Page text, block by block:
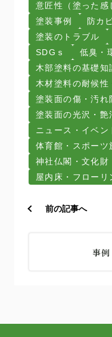
意匠性（塗った感
塗装事例
防カ
塗装のトラブル
SDGｓ
低臭・
木部塗料の基礎知
木材塗料の耐候性
塗装面の傷・汚れ
塗装面の光沢・艶
ニュース・イベン
体育館・スポーツ
神社仏閣・文化財
屋内床・フローリ
前の記事へ
事